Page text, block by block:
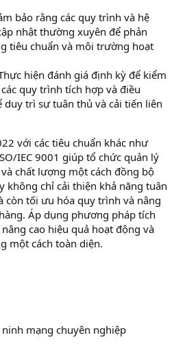
bảo rằng các quy trình và hệ
nhật thường xuyên để phản
tiêu chuẩn và môi trường hoạt
hiện đánh giá định kỳ để kiểm
quy trình tích hợp và điều
duy trì sự tuân thủ và cải tiến liên
với các tiêu chuẩn khác như
IEC 9001 giúp tổ chức quản lý
chất lượng một cách đồng bộ
không chỉ cải thiện khả năng tuân
còn tối ưu hóa quy trình và nâng
Áp dụng phương pháp tích
cao hiệu quả hoạt động và
một cách toàn diện.
ninh mạng chuyên nghiệp